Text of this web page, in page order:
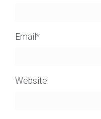
Email *
Website